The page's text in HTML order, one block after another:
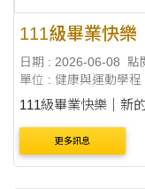
111級畢業快樂
日期 : 2026-06-08
點
單位 : 健康與運動學程
111級畢業快樂｜新
更多訊息